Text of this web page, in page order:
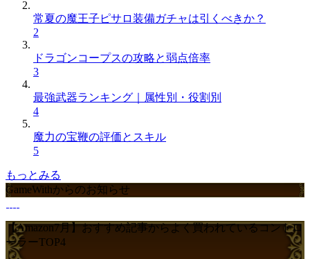
常夏の魔王子ピサロ装備ガチャは引くべきか？
2
ドラゴンコープスの攻略と弱点倍率
3
最強武器ランキング｜属性別・役割別
4
魔力の宝鞭の評価とスキル
5
もっとみる
GameWithからのお知らせ
【Amazon7月】おすすめ記事からよく買われているコントロ
ーラーTOP4